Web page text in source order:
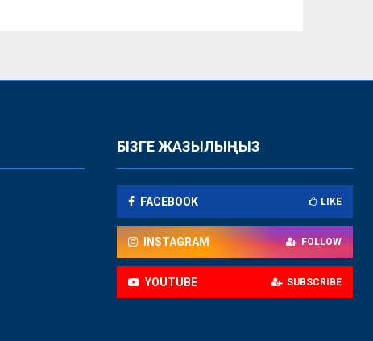
БІЗГЕ ЖАЗЫЛЫҢЫЗ
FACEBOOK LIKE
INSTAGRAM FOLLOW
YOUTUBE SUBSCRIBE